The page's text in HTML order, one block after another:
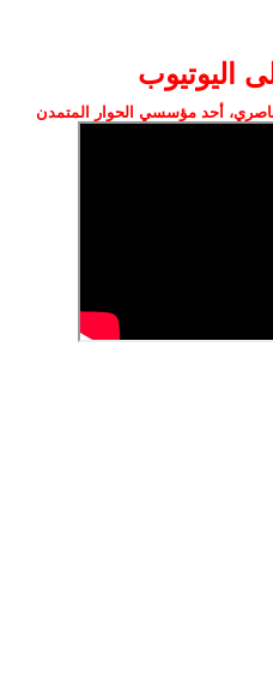
اليوتيوب
أحد مؤسسي الحوار المتمدن